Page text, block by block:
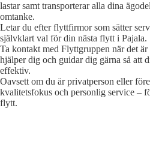
lastar samt transporterar alla dina
omtanke.
Letar du efter flyttfirmor som sätter
självklart val för din nästa flytt i Pajala.
Ta kontakt med Flyttgruppen när det
hjälper dig och guidar dig gärna så att
effektiv.
Oavsett om du är privatperson eller
kvalitetsfokus och personlig service –
flytt.